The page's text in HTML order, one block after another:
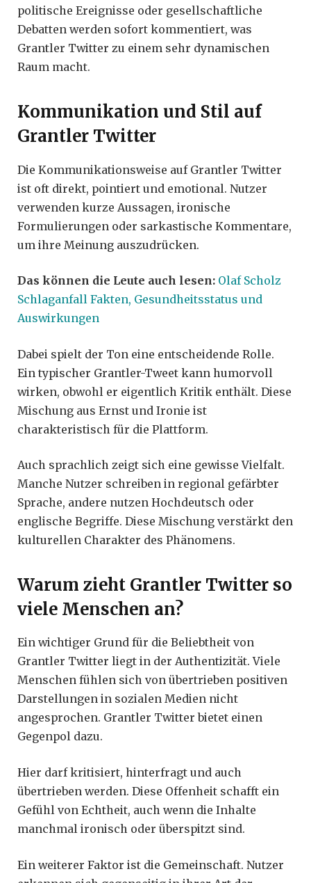
politische Ereignisse oder gesellschaftliche
Debatten werden sofort kommentiert, was
Grantler Twitter zu einem sehr dynamischen
Raum macht.
Kommunikation und Stil auf
Grantler Twitter
Die Kommunikationsweise auf Grantler Twitter
ist oft direkt, pointiert und emotional. Nutzer
verwenden kurze Aussagen, ironische
Formulierungen oder sarkastische Kommentare,
um ihre Meinung auszudrücken.
Das können die Leute auch lesen: Olaf Scholz
Schlaganfall Fakten, Gesundheitsstatus und
Auswirkungen
Dabei spielt der Ton eine entscheidende Rolle.
Ein typischer Grantler-Tweet kann humorvoll
wirken, obwohl er eigentlich Kritik enthält. Diese
Mischung aus Ernst und Ironie ist
charakteristisch für die Plattform.
Auch sprachlich zeigt sich eine gewisse Vielfalt.
Manche Nutzer schreiben in regional gefärbter
Sprache, andere nutzen Hochdeutsch oder
englische Begriffe. Diese Mischung verstärkt den
kulturellen Charakter des Phänomens.
Warum zieht Grantler Twitter so
viele Menschen an?
Ein wichtiger Grund für die Beliebtheit von
Grantler Twitter liegt in der Authentizität. Viele
Menschen fühlen sich von übertrieben positiven
Darstellungen in sozialen Medien nicht
angesprochen. Grantler Twitter bietet einen
Gegenpol dazu.
Hier darf kritisiert, hinterfragt und auch
übertrieben werden. Diese Offenheit schafft ein
Gefühl von Echtheit, auch wenn die Inhalte
manchmal ironisch oder überspitzt sind.
Ein weiterer Faktor ist die Gemeinschaft. Nutzer